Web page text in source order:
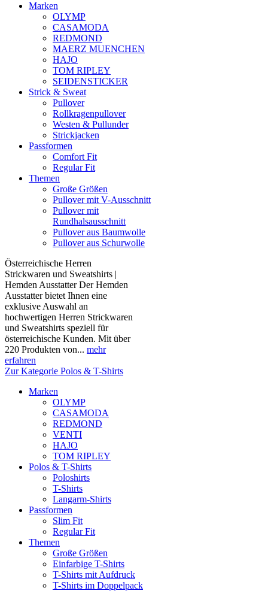
Marken
OLYMP
CASAMODA
REDMOND
MAERZ MUENCHEN
HAJO
TOM RIPLEY
SEIDENSTICKER
Strick & Sweat
Pullover
Rollkragenpullover
Westen & Pullunder
Strickjacken
Passformen
Comfort Fit
Regular Fit
Themen
Große Größen
Pullover mit V-Ausschnitt
Pullover mit
Rundhalsausschnitt
Pullover aus Baumwolle
Pullover aus Schurwolle
Österreichische Herren
Strickwaren und Sweatshirts |
Hemden Ausstatter Der Hemden
Ausstatter bietet Ihnen eine
exklusive Auswahl an
hochwertigen Herren Strickwaren
und Sweatshirts speziell für
österreichische Kunden. Mit über
220 Produkten von... mehr
erfahren
Zur Kategorie Polos & T-Shirts
Marken
OLYMP
CASAMODA
REDMOND
VENTI
HAJO
TOM RIPLEY
Polos & T-Shirts
Poloshirts
T-Shirts
Langarm-Shirts
Passformen
Slim Fit
Regular Fit
Themen
Große Größen
Einfarbige T-Shirts
T-Shirts mit Aufdruck
T-Shirts im Doppelpack